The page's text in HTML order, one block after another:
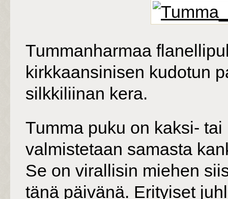
Tummanharmaa
kirkkaansinisen kudotun
silkkiliinan kera.
Tumma puku on kaksi-
valmistetaan samasta
Se on virallisin miehen
tänä päivänä. Erityiset